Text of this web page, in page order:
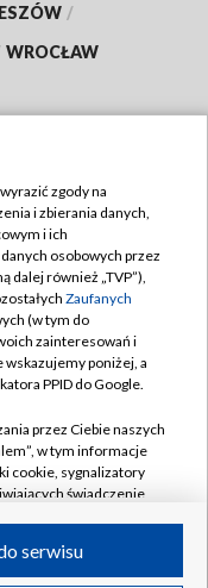
/
WROCŁAW
zgody na
i zbierania danych,
i ich
osobowych przez
dalej również „TVP”),
Zaufanych
(w tym do
zainteresowań i
poniżej, a
PPID do Google.
przez Ciebie naszych
w tym informacje
cookie, sygnalizatory
świadczenie
serwisu